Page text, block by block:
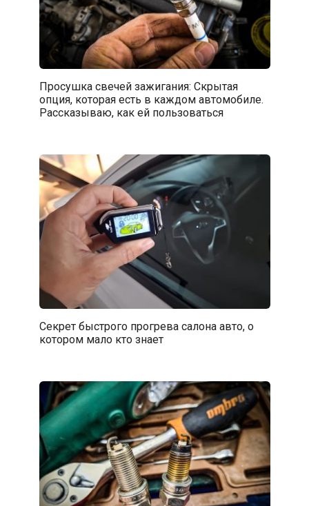
Просушка свечей зажигания: Скрытая
опция, которая есть в каждом автомобиле.
Рассказываю, как ей пользоваться
Секрет быстрого прогрева салона авто, о
котором мало кто знает